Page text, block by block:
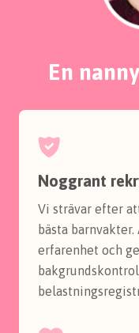
En
Noggrant
Vi strävar efter
bästa
erfarenhet och